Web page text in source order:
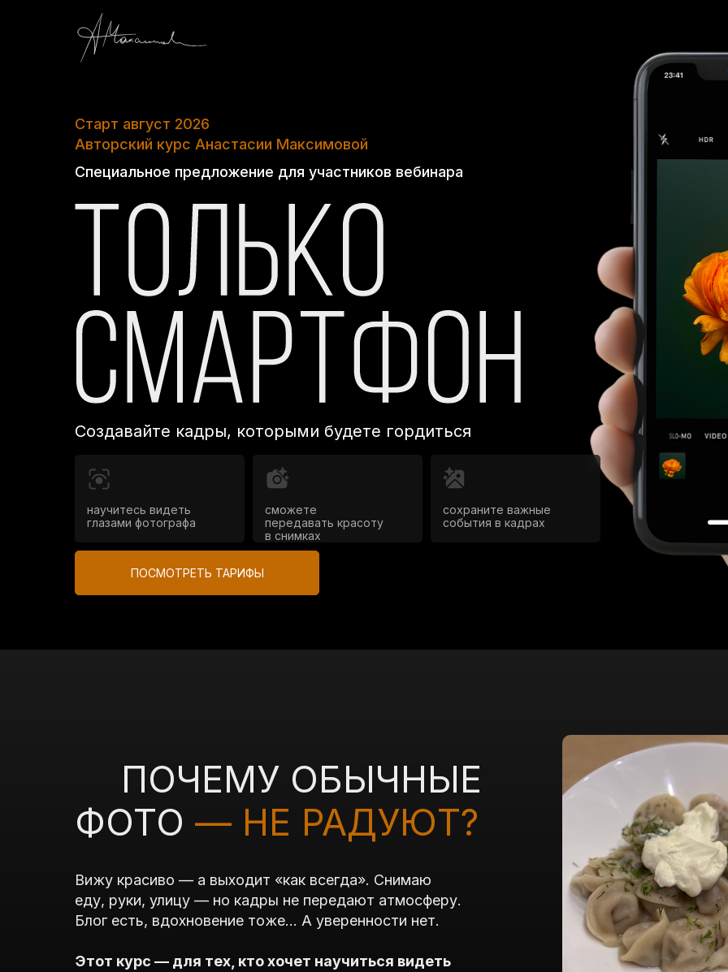
Создавайте кадры, которыми будете гордиться
Старт август 2026
Авторский курс Анастасии Максимовой
Специальное предложение для участников вебинара
ПОСМОТРЕТЬ ТАРИФЫ
сохраните важные
события в кадрах
сможете
передавать красоту
в снимках
научитесь видеть
глазами фотографа
Вижу красиво — а выходит «как всегда». Снимаю
еду, руки, улицу — но кадры не передают атмосферу.
Блог есть, вдохновение тоже… А уверенности нет.
Этот курс — для тех, кто хочет научиться видеть
ФОТО — НЕ РАДУЮТ?
ПОЧЕМУ ОБЫЧНЫЕ